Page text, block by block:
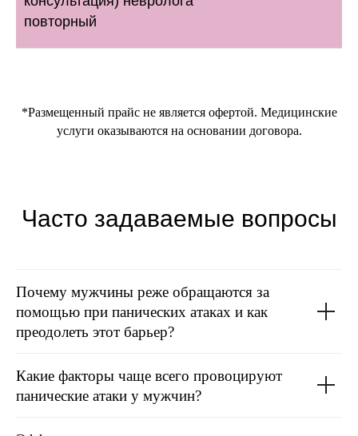
повторный
*Размещенный прайс не является офертой. Медицинские
услуги оказываются на основании договора.
Часто задаваемые вопросы
Почему мужчины реже обращаются за
помощью при панических атаках и как
преодолеть этот барьер?
Какие факторы чаще всего провоцируют
панические атаки у мужчин?